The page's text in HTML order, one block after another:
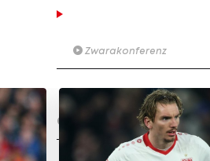
Zwarakonferenz
Am Stammtisch bei Andy
Knett
I schau a #LigaZWA - Die